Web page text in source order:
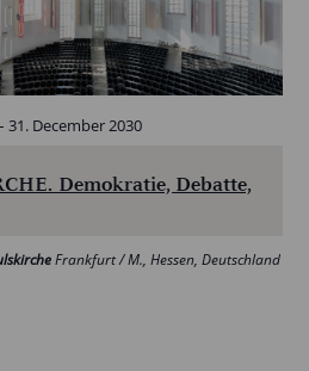
Demokratie, Debatte,
31. December 2030
Frankfurt / M., Hessen, Deutschland